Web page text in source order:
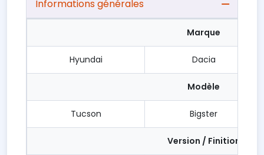
Informations générales
Marque
Hyundai Dacia
Modèle
Tucson Bigster
Version / Finition